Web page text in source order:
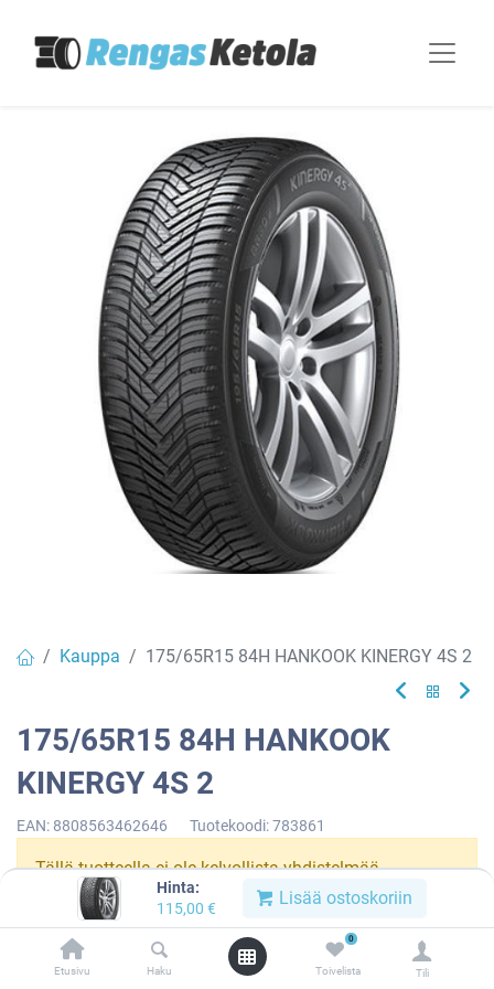
Hinta:
115,00 € Lisää ostoskoriin
Etusivu Haku
0
Toivelista Tili
Kauppa 175/65R15 84H HANKOOK KINERGY 4S 2
175/65R15 84H HANKOOK
KINERGY 4S 2
EAN: 8808563462646 Tuotekoodi:783861
Tällä tuotteella ei ole kelvollista yhdistelmää.
HANKOOK